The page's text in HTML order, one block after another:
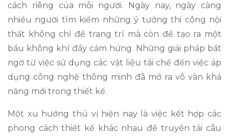
cách riêng của mỗi người. Ngày nay, ngày càng
nhiều người tìm kiếm những ý tưởng thi công nội
thất không chỉ để trang trí mà còn để tạo ra một
bầu không khí đầy cảm hứng. Những giải pháp bất
ngờ từ việc sử dụng các vật liệu tái chế đến việc áp
dụng công nghệ thông minh đã mở ra vô vàn khả
năng mới trong thiết kế.
Một xu hướng thú vị hiện nay là việc kết hợp các
phong cách thiết kế khác nhau để truyền tải câu